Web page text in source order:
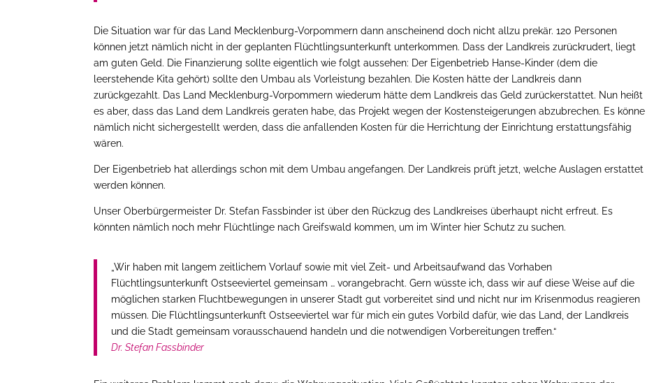
Die Situation war für das Land Mecklenburg-Vorpommern dann anscheinend doch nicht allzu prekär. 120 Personen
können jetzt nämlich nicht in der geplanten Flüchtlingsunterkunft unterkommen. Dass der Landkreis zurückrudert, liegt
am guten Geld. Die Finanzierung sollte eigentlich wie folgt aussehen: Der Eigenbetrieb Hanse-Kinder (dem die
leerstehende Kita gehört) sollte den Umbau als Vorleistung bezahlen. Die Kosten hätte der Landkreis dann
zurückgezahlt. Das Land Mecklenburg-Vorpommern wiederum hätte dem Landkreis das Geld zurückerstattet. Nun heißt
es aber, dass das Land dem Landkreis geraten habe, das Projekt wegen der Kostensteigerungen abzubrechen. Es könne
nämlich nicht sichergestellt werden, dass die anfallenden Kosten für die Herrichtung der Einrichtung erstattungsfähig
wären.
Der Eigenbetrieb hat allerdings schon mit dem Umbau angefangen. Der Landkreis prüft jetzt, welche Auslagen erstattet
werden können.
Unser Oberbürgermeister Dr. Stefan Fassbinder ist über den Rückzug des Landkreises überhaupt nicht erfreut. Es
könnten nämlich noch mehr Flüchtlinge nach Greifswald kommen, um im Winter hier Schutz zu suchen.
„Wir haben mit langem zeitlichem Vorlauf sowie mit viel Zeit- und Arbeitsaufwand das Vorhaben
Flüchtlingsunterkunft Ostseeviertel gemeinsam … vorangebracht. Gern wüsste ich, dass wir auf diese Weise auf die
möglichen starken Fluchtbewegungen in unserer Stadt gut vorbereitet sind und nicht nur im Krisenmodus reagieren
müssen. Die Flüchtlingsunterkunft Ostseeviertel war für mich ein gutes Vorbild dafür, wie das Land, der Landkreis
und die Stadt gemeinsam vorausschauend handeln und die notwendigen Vorbereitungen treffen.“
Dr. Stefan Fassbinder